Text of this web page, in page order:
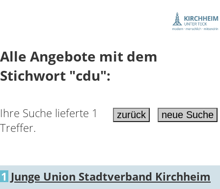
Alle Angebote mit dem
Stichwort "cdu":
Ihre Suche lieferte 1
Treffer.
1 Junge Union Stadtverband Kirchheim